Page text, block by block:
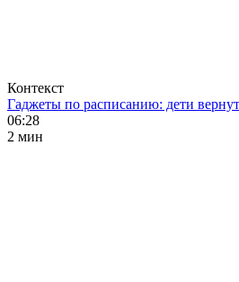
Контекст
Гаджеты по расписанию: дети
06:28
2 мин